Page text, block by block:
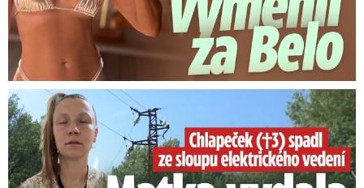
Smrtelný pád chlapce: Matka vydala vyjádření na 16 stran